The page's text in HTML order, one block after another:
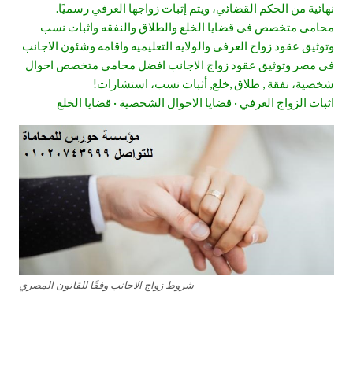
نهائية من الحكم القضائي، ويتم إثبات زواجها العرفي رسميًا.
محامى متخصص فى قضايا الخلع والطلاق والنفقه واثبات نسب
وتوثيق عقود زواج العرفى والولايه التعليميه واقامه وشئون الاجانب
فى مصر وتوثيق عقود زواج الاجانب افضل محامي متخصص احوال
شخصية، نفقة , طلاق ,خلع, أثبات نسب، استشارات!
اثبات الزواج العرفي · قضايا الاحوال الشخصية · قضايا الخلع
شروط زواج الاجانب وفقًا للقانون المصري